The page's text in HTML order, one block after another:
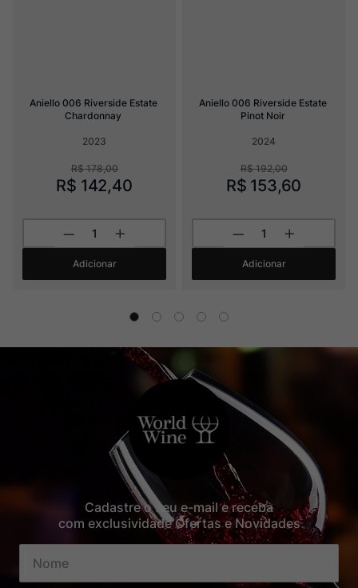
Aniello 006 Riverside Estate
Chardonnay
2023
R$ 178,00
R$ 142,40
Adicionar
Aniello 006 Riverside Estate
Pinot Noir
2024
R$ 192,00
R$ 153,60
Adicionar
Cadastre o seu e-mail e receba
com exclusividade Ofertas e Novidades